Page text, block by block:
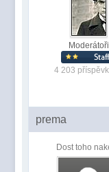
Moderátoři
4 203
prema
Dost toho